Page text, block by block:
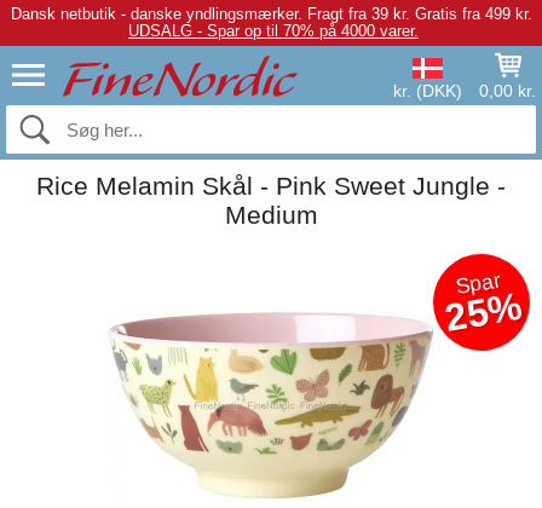
Dansk netbutik - danske yndlingsmærker. Fragt fra 39 kr. Gratis fra 499 kr.
UDSALG - Spar op til 70% på 4000 varer.
kr. (DKK) 0,00 kr.
Rice Melamin Skål - Pink Sweet Jungle -
Medium
Spar
25%